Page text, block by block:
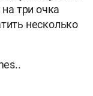
три очка
несколько